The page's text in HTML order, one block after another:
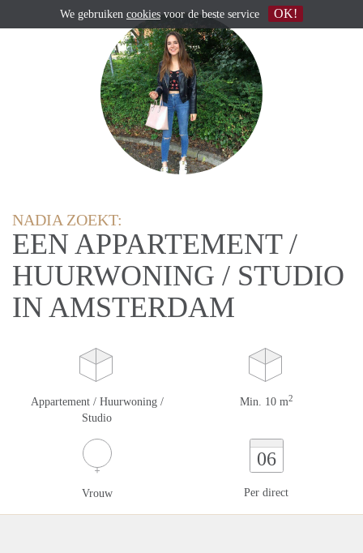
NADIA ZOEKT:
EEN APPARTEMENT /
HUURWONING / STUDIO
IN AMSTERDAM
Appartement / Huurwoning /
Studio
Min. 10 m2
Vrouw
06
Per direct
We gebruiken cookies voor de beste service OK!